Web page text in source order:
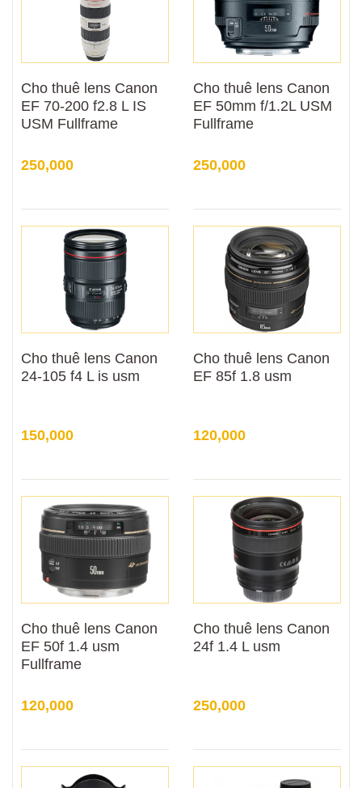
Cho thuê lens Canon
EF 70-200 f2.8 L IS
USM Fullframe
250,000
Cho thuê lens Canon
EF 50mm f/1.2L USM
Fullframe
250,000
Cho thuê lens Canon
24-105 f4 L is usm
150,000
Cho thuê lens Canon
EF 85f 1.8 usm
120,000
Cho thuê lens Canon
EF 50f 1.4 usm
Fullframe
120,000
Cho thuê lens Canon
24f 1.4 L usm
250,000